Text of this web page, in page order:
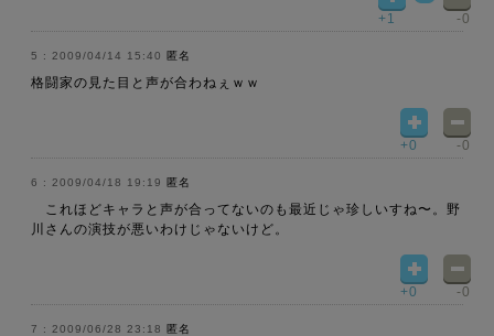
+1 -0
2009/04/14 15:40 匿名
格闘家の見た目と声が合わねぇｗｗ
+0 -0
2009/04/18 19:19 匿名
これほどキャラと声が合ってないのも最近じゃ珍しいすね〜。野
川さんの演技が悪いわけじゃないけど。
+0 -0
2009/06/28 23:18 匿名